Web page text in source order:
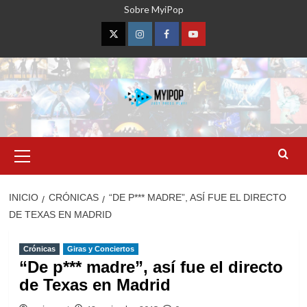
Sobre MyiPop
TwitterInstagramFacebookYouTube
primario
INICIO CRÓNICAS
“DE P*** MADRE”, ASÍ FUE EL DIRECTO
DE TEXAS EN MADRID
Crónicas Giras y Conciertos
“De p*** madre”, así fue el directo
de Texas en Madrid